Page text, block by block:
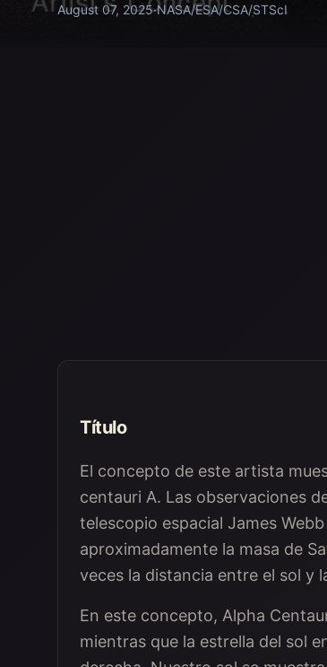
August 07, 2025·NASA/ESA/CSA/STScI
Título
El concepto de este artista
centauri A. Las observaciones
telescopio espacial James
aproximadamente la masa de
veces la distancia entre el sol y
En este concepto, Alpha
mientras que la estrella del sol